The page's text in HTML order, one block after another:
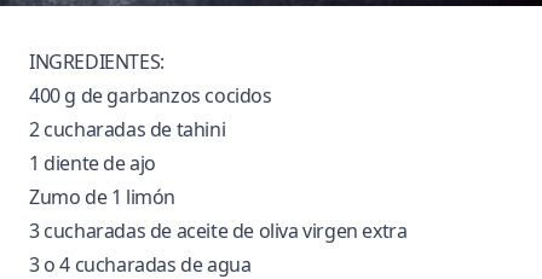
INGREDIENTES:
400 g de garbanzos cocidos
2 cucharadas de tahini
1 diente de ajo
Zumo de 1 limón
3 cucharadas de aceite de oliva virgen extra
3 o 4 cucharadas de agua